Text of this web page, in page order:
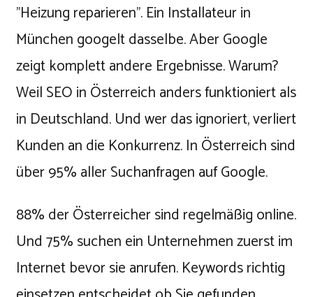
"Heizung reparieren". Ein Installateur in
München googelt dasselbe. Aber Google
zeigt komplett andere Ergebnisse. Warum?
Weil SEO in Österreich anders funktioniert als
in Deutschland. Und wer das ignoriert, verliert
Kunden an die Konkurrenz. In Österreich sind
über 95% aller Suchanfragen auf Google.
88% der Österreicher sind regelmäßig online.
Und 75% suchen ein Unternehmen zuerst im
Internet bevor sie anrufen. Keywords richtig